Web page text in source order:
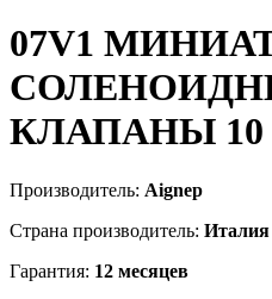
07V1
КЛАПАНЫ 10
Производитель: Aignep
Страна производитель: Италия
Гарантия: 12 месяцев